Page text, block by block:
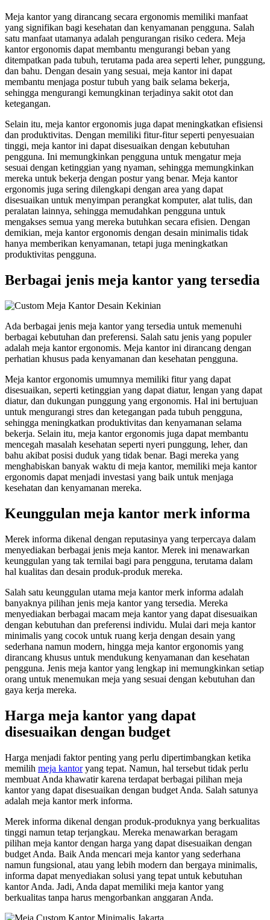
Meja kantor yang dirancang secara ergonomis memiliki manfaat
yang signifikan bagi kesehatan dan kenyamanan pengguna. Salah
satu manfaat utamanya adalah pengurangan risiko cedera. Meja
kantor ergonomis dapat membantu mengurangi beban yang
ditempatkan pada tubuh, terutama pada area seperti leher, punggung,
dan bahu. Dengan desain yang sesuai, meja kantor ini dapat
membantu menjaga postur tubuh yang baik selama bekerja,
sehingga mengurangi kemungkinan terjadinya sakit otot dan
ketegangan.
Selain itu, meja kantor ergonomis juga dapat meningkatkan efisiensi
dan produktivitas. Dengan memiliki fitur-fitur seperti penyesuaian
tinggi, meja kantor ini dapat disesuaikan dengan kebutuhan
pengguna. Ini memungkinkan pengguna untuk mengatur meja
sesuai dengan ketinggian yang nyaman, sehingga memungkinkan
mereka untuk bekerja dengan postur yang benar. Meja kantor
ergonomis juga sering dilengkapi dengan area yang dapat
disesuaikan untuk menyimpan perangkat komputer, alat tulis, dan
peralatan lainnya, sehingga memudahkan pengguna untuk
mengakses semua yang mereka butuhkan secara efisien. Dengan
demikian, meja kantor ergonomis dengan desain minimalis tidak
hanya memberikan kenyamanan, tetapi juga meningkatkan
produktivitas pengguna.
Berbagai jenis meja kantor yang tersedia
Ada berbagai jenis meja kantor yang tersedia untuk memenuhi
berbagai kebutuhan dan preferensi. Salah satu jenis yang populer
adalah meja kantor ergonomis. Meja kantor ini dirancang dengan
perhatian khusus pada kenyamanan dan kesehatan pengguna.
Meja kantor ergonomis umumnya memiliki fitur yang dapat
disesuaikan, seperti ketinggian yang dapat diatur, lengan yang dapat
diatur, dan dukungan punggung yang ergonomis. Hal ini bertujuan
untuk mengurangi stres dan ketegangan pada tubuh pengguna,
sehingga meningkatkan produktivitas dan kenyamanan selama
bekerja. Selain itu, meja kantor ergonomis juga dapat membantu
mencegah masalah kesehatan seperti nyeri punggung, leher, dan
bahu akibat posisi duduk yang tidak benar. Bagi mereka yang
menghabiskan banyak waktu di meja kantor, memiliki meja kantor
ergonomis dapat menjadi investasi yang baik untuk menjaga
kesehatan dan kenyamanan mereka.
Keunggulan meja kantor merk informa
Merek informa dikenal dengan reputasinya yang terpercaya dalam
menyediakan berbagai jenis meja kantor. Merek ini menawarkan
keunggulan yang tak ternilai bagi para pengguna, terutama dalam
hal kualitas dan desain produk-produk mereka.
Salah satu keunggulan utama meja kantor merk informa adalah
banyaknya pilihan jenis meja kantor yang tersedia. Mereka
menyediakan berbagai macam meja kantor yang dapat disesuaikan
dengan kebutuhan dan preferensi individu. Mulai dari meja kantor
minimalis yang cocok untuk ruang kerja dengan desain yang
sederhana namun modern, hingga meja kantor ergonomis yang
dirancang khusus untuk mendukung kenyamanan dan kesehatan
pengguna. Jenis meja kantor yang lengkap ini memungkinkan setiap
orang untuk menemukan meja yang sesuai dengan kebutuhan dan
gaya kerja mereka.
Harga meja kantor yang dapat
disesuaikan dengan budget
Harga menjadi faktor penting yang perlu dipertimbangkan ketika
memilih meja kantoryang tepat. Namun, hal tersebut tidak perlu
membuat Anda khawatir karena terdapat berbagai pilihan meja
kantor yang dapat disesuaikan dengan budget Anda. Salah satunya
adalah meja kantor merk informa.
Merek informa dikenal dengan produk-produknya yang berkualitas
tinggi namun tetap terjangkau. Mereka menawarkan beragam
pilihan meja kantor dengan harga yang dapat disesuaikan dengan
budget Anda. Baik Anda mencari meja kantor yang sederhana
namun fungsional, atau yang lebih modern dan bergaya minimalis,
informa dapat menyediakan solusi yang tepat untuk kebutuhan
kantor Anda. Jadi, Anda dapat memiliki meja kantor yang
berkualitas tanpa harus mengorbankan anggaran Anda.